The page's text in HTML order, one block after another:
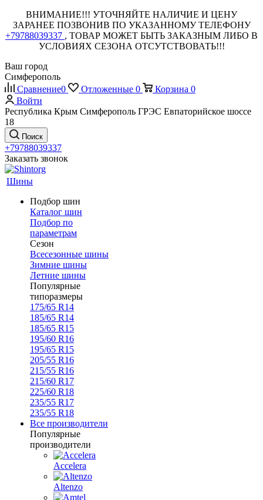
ВНИМАНИЕ!!! УТОЧНЯЙТЕ НАЛИЧИЕ И ЦЕНУ
ЗАРАНЕЕ ПОЗВОНИВ ПО УКАЗАННОМУ ТЕЛЕФОНУ
+79788039337 , ТОВАР МОЖЕТ БЫТЬ ЗАКАЗНЫМ ЛИБО В
УСЛОВИЯХ СЕЗОНА ОТСУТСТВОВАТЬ!!!
Ваш город
Симферополь
Сравнение0 Отложенные 0 Корзина 0
Войти
Республика Крым Симферополь ГРЭС Евпаторийское шоссе
18
Поиск
+79788039337
Заказать звонок
Шины
Подбор шин
Каталог шин
Подбор по
параметрам
Сезон
Всесезонные шины
Зимние шины
Летние шины
Популярные
типоразмеры
175/65 R14
185/65 R14
185/65 R15
195/60 R16
195/65 R15
205/55 R16
215/55 R16
215/60 R17
225/60 R18
235/55 R17
235/55 R18
Все производители
Популярные
производители
Accelera
Altenzo